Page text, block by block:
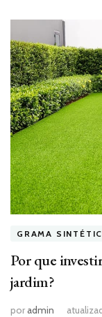
GRAMA
Por que
jardim?
poradmin